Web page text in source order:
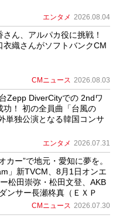
エンタメ 2026.08.04
ん、アルパカ役に挑戦！
衣織さんがソフトバンクCM
CMニュース 2026.08.03
Zepp DiverCityでの 2ndワ
功！ 初の全員曲「台風の
単独公演となる韓国コンサ
エンタメ 2026.07.31
カー”で地元・愛知に夢を。
」新TVCM、8月1日オンエ
松田崇弥・松田文登、AKB
ンサー長瀬柊真（ＥＸＰ
CMニュース 2026.07.30